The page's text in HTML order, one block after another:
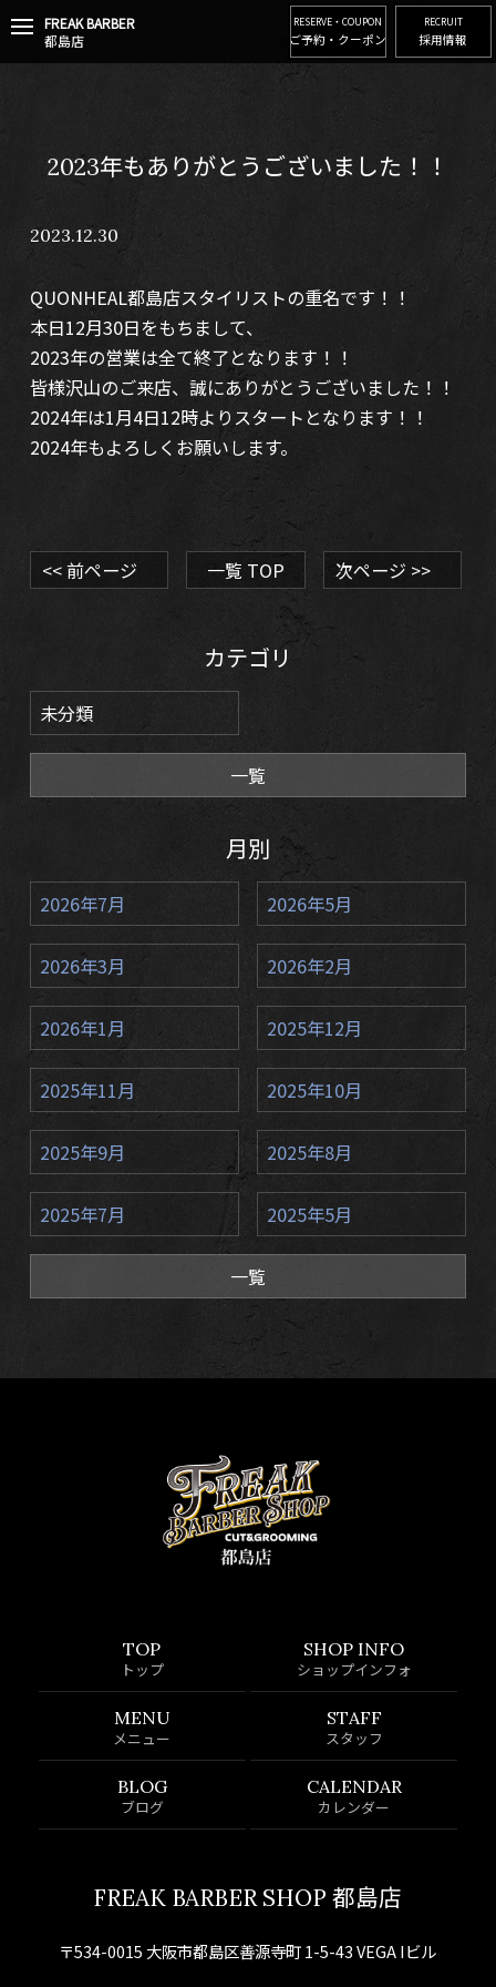
FREAK BARBER
都島店
RESERVE・COUPON
ご予約・クーポン
RECRUIT
採用情報
2023年もありがとうございました！！
2023.12.30
QUONHEAL都島店スタイリストの重名です！！
本日12月30日をもちまして、
2023年の営業は全て終了となります！！
皆様沢山のご来店、誠にありがとうございました！！
2024年は1月4日12時よりスタートとなります！！
2024年もよろしくお願いします。
<< 前ページ 一覧 TOP 次ページ >>
カテゴリ
未分類
一覧
月別
2026年7月 2026年5月
2026年3月 2026年2月
2026年1月 2025年12月
2025年11月 2025年10月
2025年9月 2025年8月
2025年7月 2025年5月
一覧
TOP
トップ
SHOP INFO
ショップインフォ
MENU
メニュー
STAFF
スタッフ
BLOG
ブログ
CALENDAR
カレンダー
FREAK BARBER SHOP 都島店
〒534-0015 大阪市都島区善源寺町 1-5-43 VEGA Iビル
t
g